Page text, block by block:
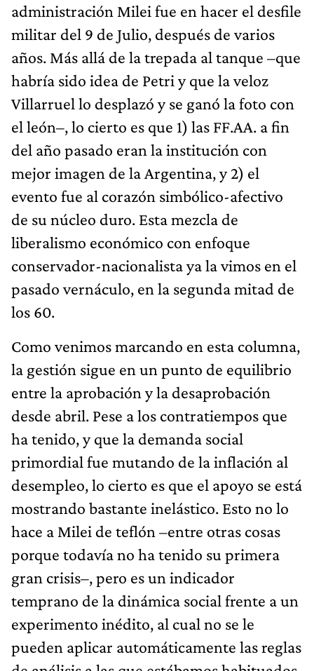
administración Milei fue en hacer el desfile
militar del 9 de Julio, después de varios
años. Más allá de la trepada al tanque –que
habría sido idea de Petri y que la veloz
Villarruel lo desplazó y se ganó la foto con
el león–, lo cierto es que 1) las FF.AA. a fin
del año pasado eran la institución con
mejor imagen de la Argentina, y 2) el
evento fue al corazón simbólico-afectivo
de su núcleo duro. Esta mezcla de
liberalismo económico con enfoque
conservador-nacionalista ya la vimos en el
pasado vernáculo, en la segunda mitad de
los 60.
Como venimos marcando en esta columna,
la gestión sigue en un punto de equilibrio
entre la aprobación y la desaprobación
desde abril. Pese a los contratiempos que
ha tenido, y que la demanda social
primordial fue mutando de la inflación al
desempleo, lo cierto es que el apoyo se está
mostrando bastante inelástico. Esto no lo
hace a Milei de teflón –entre otras cosas
porque todavía no ha tenido su primera
gran crisis–, pero es un indicador
temprano de la dinámica social frente a un
experimento inédito, al cual no se le
pueden aplicar automáticamente las reglas